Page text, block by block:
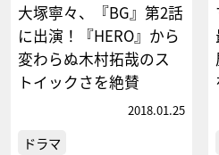
大塚寧々、『BG』第2話
に出演！『HERO』から
変わらぬ木村拓哉のス
トイックさを絶賛
2018.01.25
ドラマ